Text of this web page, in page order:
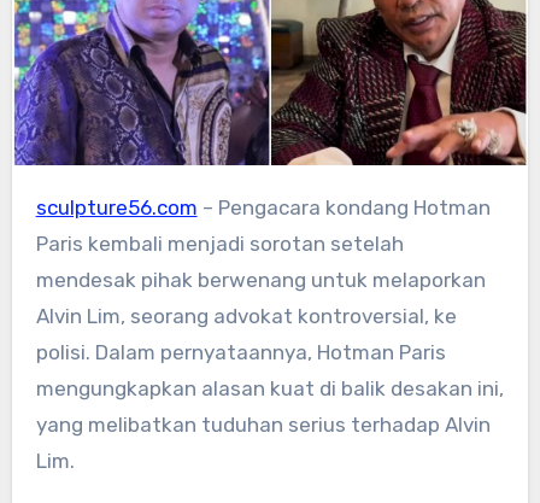
sculpture56.com – Pengacara kondang Hotman
Paris kembali menjadi sorotan setelah
mendesak pihak berwenang untuk melaporkan
Alvin Lim, seorang advokat kontroversial, ke
polisi. Dalam pernyataannya, Hotman Paris
mengungkapkan alasan kuat di balik desakan ini,
yang melibatkan tuduhan serius terhadap Alvin
Lim.